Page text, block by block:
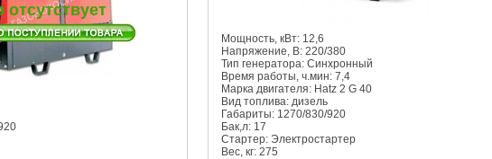
отсутствует
Мощность, кВт: 12,6
Напряжение, В: 220/380
Тип генератора: Синхронный
Время работы, ч.мин: 7,4
Марка двигателя: Hatz 2 G 40
Вид топлива: дизель
Габариты: 1270/830/920
Бак,л: 17
Стартер: Электростартер
Вес, кг: 275